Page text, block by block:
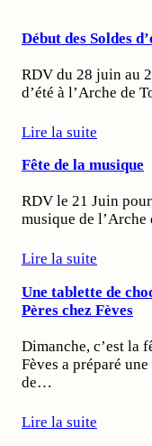
Début des Soldes
RDV du 28 juin au
d’été à l’Arche de
Lire la suite
Fête de la musique
RDV le 21 Juin
musique de
Lire la suite
Une tablette de
Pères chez Fèves
Dimanche, c’est la
Fèves a préparé
de…
Lire la suite